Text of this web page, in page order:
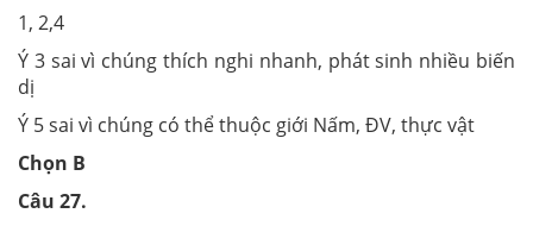
1, 2,4
Ý 3 sai vì chúng thích nghi nhanh, phát sinh nhiều biến
dị
Ý 5 sai vì chúng có thể thuộc giới Nấm, ĐV, thực vật
Chọn B
Câu 27.